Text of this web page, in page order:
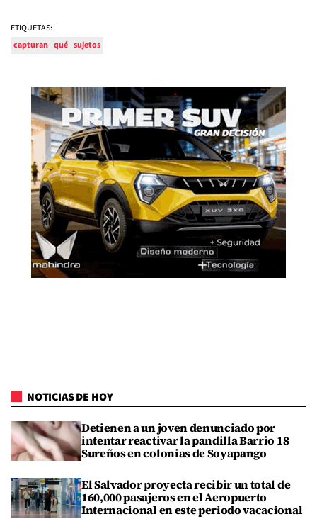
ETIQUETAS:
capturan qué sujetos
NOTICIAS DE HOY
Detienen a un joven denunciado por
intentar reactivar la pandilla Barrio 18
Sureños en colonias de Soyapango
El Salvador proyecta recibir un total de
160,000 pasajeros en el Aeropuerto
Internacional en este periodo vacacional